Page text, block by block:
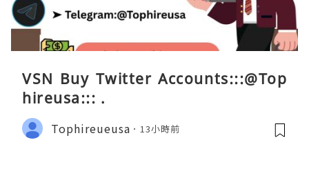
VSN Buy Twitter Accounts:::@Top
hireusa::: .
Tophireueusa 13小時前